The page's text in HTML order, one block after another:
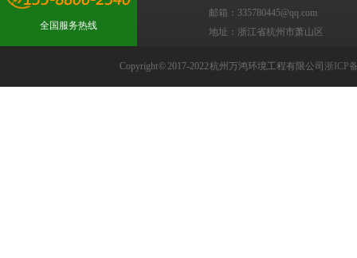
全国服务热线
邮箱：335780445@qq.com
地址：浙江省杭州市萧山区
Copyright © 2017-2022 杭州万鸿环境工程有限公司浙ICP